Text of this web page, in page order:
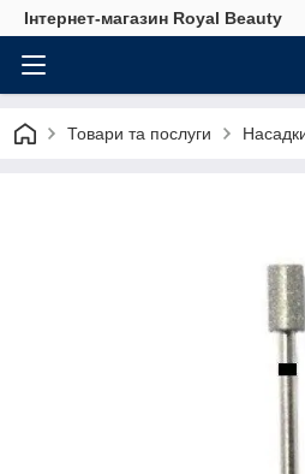
Інтернет-магазин Royal Beauty
Товари та послуги